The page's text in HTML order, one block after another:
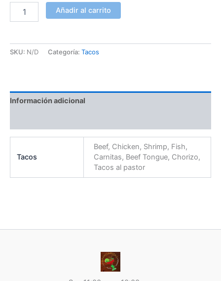
Añadir al carrito
SKU: N/D Categoría: Tacos
Información adicional
Tacos
Beef, Chicken, Shrimp, Fish,
Carnitas, Beef Tongue, Chorizo,
Tacos al pastor